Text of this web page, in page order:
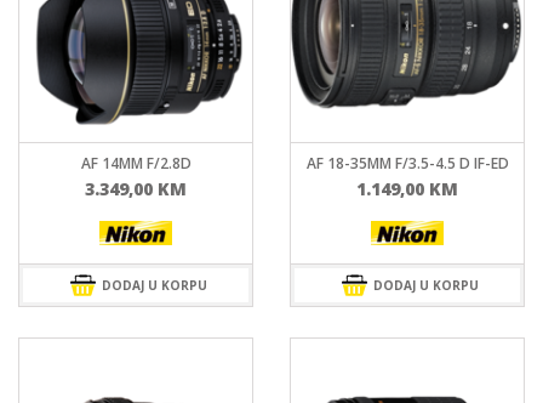
AF 14MM F/2.8D
3.349,00 KM
DODAJ U KORPU
AF 18-35MM F/3.5-4.5 D IF-ED
1.149,00 KM
DODAJ U KORPU